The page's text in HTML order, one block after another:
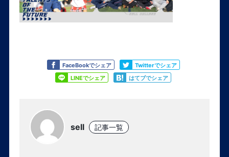
FaceBookでシェア
Like Twitterでシェア
Tweet
LINEでシェア
Share はてブでシェア
Share
sell 記事一覧